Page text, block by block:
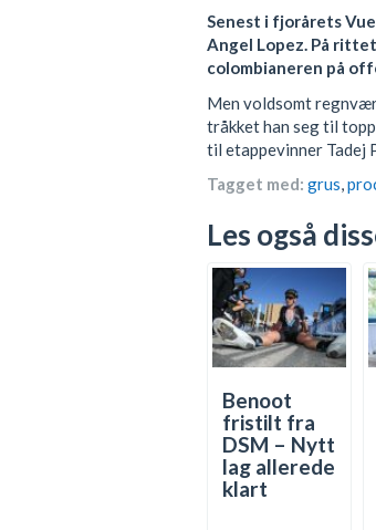
Senest i fjorårets
Angel Lopez. På
colombianeren på
Men voldsomt
tråkket han seg til
til etappevinner Tadej
Tagget med: grus,
Les også
Benoot
fristilt fra
DSM – Nytt
lag allerede
klart